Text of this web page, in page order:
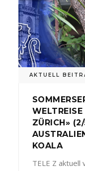
AKTUELL
ZÜRICH»
KOALA
TELE Z aktuell